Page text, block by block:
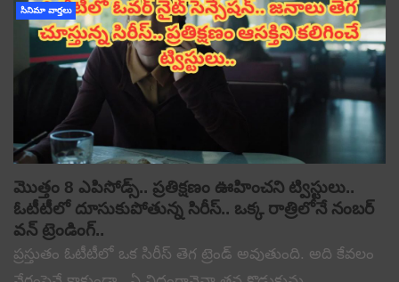
సినిమా వార్తలు
మొత్తం 8 ఎపిసోడ్స్.. ప్రతిక్షణం ఊహించని ట్విస్టులు..
ఓటీటీలో దూసుకుపోతున్న సిరీస్.. ఒక్క రాత్రిలోనే నంబర్
వన్ ట్రెండింగ్..
ప్రస్తుతం ఓటీటీలో ఒక సిరీస్ తెగ ట్రెండ్ అవుతుంది. అది కేవలం